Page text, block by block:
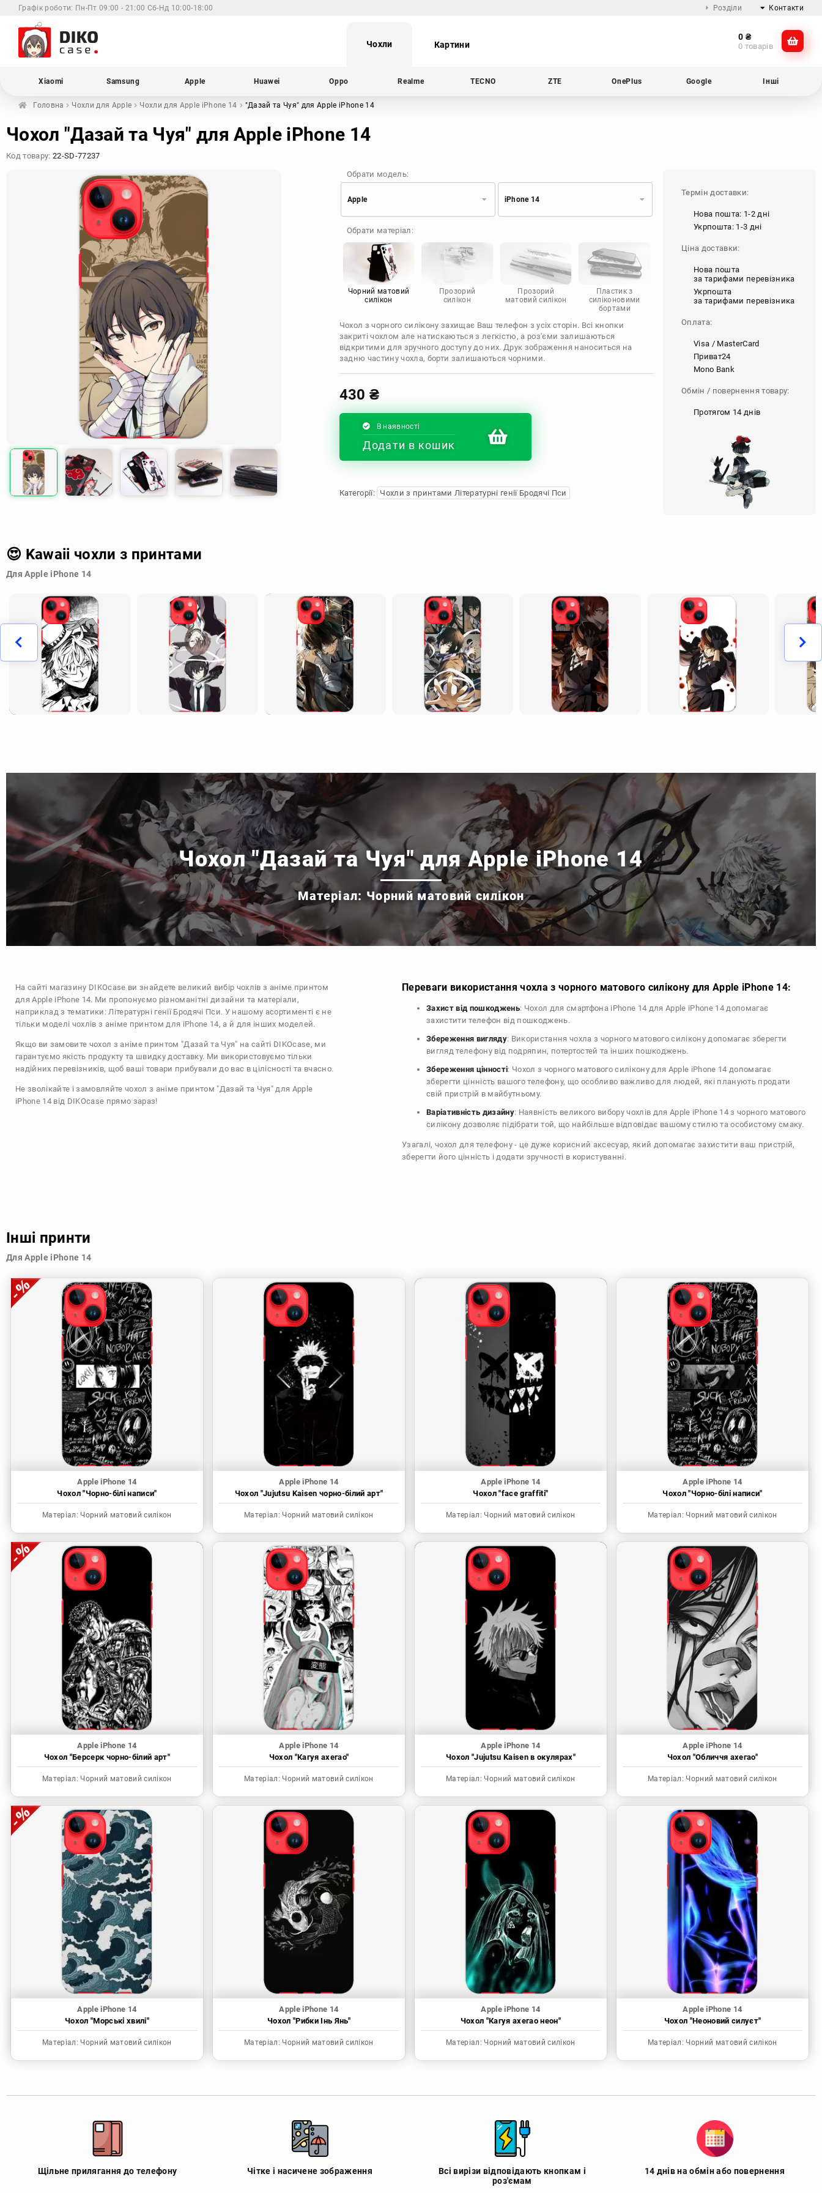
Графік роботи: Пн-Пт 09:00 - 21:00 Сб-Нд 10:00-18:00 Розділи Контакти
@dikocase
Чохли Картини
0 ₴
0 товарів
Xiaomi Samsung Apple Huawei Oppo Realme TECNO ZTE OnePlus Google Інші
Головна Чохли для Apple Чохли для Apple iPhone 14 "Дазай та Чуя" для Apple iPhone 14
Чохол "Дазай та Чуя" для Apple iPhone 14
Код товару: 22-SD-77237
Обрати модель:
Apple
Samsung
Apple
Oppo
Realme
OnePlus
Google
Doogee
Motorola
iPhone 14
Обрати матеріал:
Чорний матовий
силікон
Прозорий
силікон
Прозорий
матовий силікон
Пластик з
силіконовими
бортами
Чохол з чорного силікону захищає Ваш телефон з усіх сторін. Всі кнопки
закриті чохлом але натискаються з легкістю, а роз'єми залишаються
відкритими для зручного доступу до них. Друк зображення наноситься на
задню частину чохла, борти залишаються чорними.
430 ₴
В наявності
Додати в кошик
Категорії: Чохли з принтами Літературні генії Бродячі Пси
Термін доставки:
Нова пошта: 1-2 дні
Укрпошта: 1-3 дні
Ціна доставки:
Нова пошта
за тарифами перевізника
Укрпошта
за тарифами перевізника
Оплата:
Visa / MasterCard
Приват24
Mono Bank
Обмін / повернення товару:
Протягом 14 днів
😍 Kawaii чохли з принтами
Для Apple iPhone 14
Чохол "Дазай та Чуя" для Apple iPhone 14
Матеріал: Чорний матовий силікон
На сайті магазину DIKOcase ви знайдете великий вибір чохлів з аніме принтом
для Apple iPhone 14. Ми пропонуємо різноманітні дизайни та матеріали,
наприклад з тематики:Літературні генії Бродячі Пси. У нашому асортименті є не
тільки моделі чохлів з аніме принтом для iPhone 14, а й для інших моделей.
Якщо ви замовите чохол з аніме принтом "Дазай та Чуя" на сайті DIKOcase, ми
гарантуємо якість продукту та швидку доставку. Ми використовуємо тільки
надійних перевізників, щоб ваші товари прибували до вас в цілісності та вчасно.
Не зволікайте і замовляйте чохол з аніме принтом "Дазай та Чуя" для Apple
iPhone 14 від DIKOcase прямо зараз!
Переваги використання чохла з чорного матового силікону для Apple iPhone 14:
Захист від пошкоджень: Чохол для смартфона iPhone 14 для Apple iPhone 14 допомагає
захистити телефон від пошкоджень.
Збереження вигляду: Використання чохла з чорного матового силікону допомагає зберегти
вигляд телефону від подряпин, потертостей та інших пошкоджень.
Збереження цінності: Чохол з чорного матового силікону для Apple iPhone 14 допомагає
зберегти цінність вашого телефону, що особливо важливо для людей, які планують продати
свій пристрій в майбутньому.
Варіативність дизайну: Наявність великого вибору чохлів для Apple iPhone 14 з чорного матового
силікону дозволяє підібрати той, що найбільше відповідає вашому стилю та особистому смаку.
Узагалі, чохол для телефону - це дуже корисний аксесуар, який допомагає захистити ваш пристрій,
зберегти його цінність і додати зручності в користуванні.
Інші принти
Для Apple iPhone 14
Apple iPhone 14
Чохол "Чорно-білі написи"
Матеріал: Чорний матовий силікон
Apple iPhone 14
Чохол "Jujutsu Kaisen чорно-білий арт"
Матеріал: Чорний матовий силікон
Apple iPhone 14
Чохол "face graffiti"
Матеріал: Чорний матовий силікон
Apple iPhone 14
Чохол "Чорно-білі написи"
Матеріал: Чорний матовий силікон
Apple iPhone 14
Чохол "Берсерк чорно-білий арт"
Матеріал: Чорний матовий силікон
Apple iPhone 14
Чохол "Кагуя ахегао"
Матеріал: Чорний матовий силікон
Apple iPhone 14
Чохол "Jujutsu Kaisen в окулярах"
Матеріал: Чорний матовий силікон
Apple iPhone 14
Чохол "Обличчя ахегао"
Матеріал: Чорний матовий силікон
Apple iPhone 14
Чохол "Морські хвилі"
Матеріал: Чорний матовий силікон
Apple iPhone 14
Чохол "Рибки Інь Янь"
Матеріал: Чорний матовий силікон
Apple iPhone 14
Чохол "Кагуя ахегао неон"
Матеріал: Чорний матовий силікон
Apple iPhone 14
Чохол "Неоновий силуєт"
Матеріал: Чорний матовий силікон
Щільне прилягання до телефону Чітке і насичене зображення
Всі вирізи відповідають кнопкам і
роз'ємам
14 днів на обмін або повернення